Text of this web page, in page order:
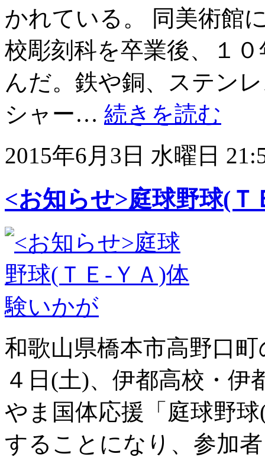
かれている。 同美術館
校彫刻科を卒業後、１
んだ。鉄や銅、ステン
シャー… 続きを読む
2015年6月3日 水曜日
<お知らせ>庭球野球(
和歌山県橋本市高野口
４日(土)、伊都高校・
やま国体応援「庭球野
することになり、参加